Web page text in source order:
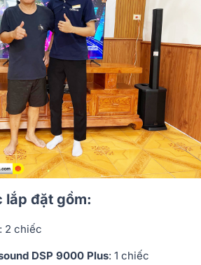
lắp đặt gồm:
: 2 chiếc
DSP 9000 Plus: 1 chiếc